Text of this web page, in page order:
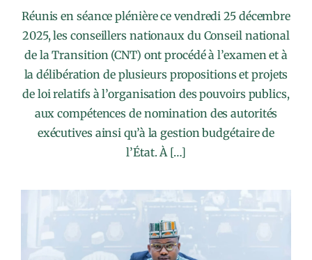
Réunis en séance plénière ce vendredi 25 décembre
2025, les conseillers nationaux du Conseil national
de la Transition (CNT) ont procédé à l’examen et à
la délibération de plusieurs propositions et projets
de loi relatifs à l’organisation des pouvoirs publics,
aux compétences de nomination des autorités
exécutives ainsi qu’à la gestion budgétaire de
l’État. À […]